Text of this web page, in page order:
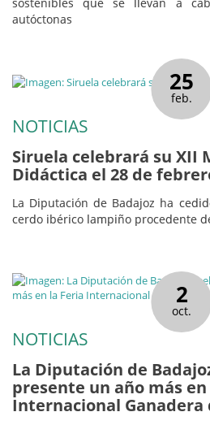
autóctonas
25
feb.
NOTICIAS
Siruela celebrará su XII
Didáctica el 28 de
La Diputación de Badajoz ha
cerdo ibérico lampiño procedente
2
oct.
NOTICIAS
La Diputación de
presente un año más
Internacional Ganadera